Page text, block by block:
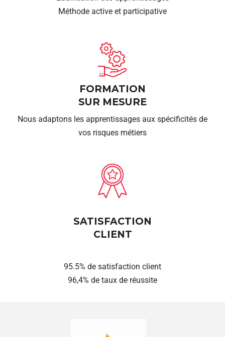
Méthode active et participative
FORMATION
SUR MESURE
Nous adaptons les apprentissages aux spécificités de
vos risques métiers
SATISFACTION
CLIENT
95.5% de satisfaction client
96,4% de taux de réussite